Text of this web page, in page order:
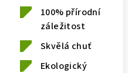
100% přírodní
záležitost
Skvělá chuť
Ekologický